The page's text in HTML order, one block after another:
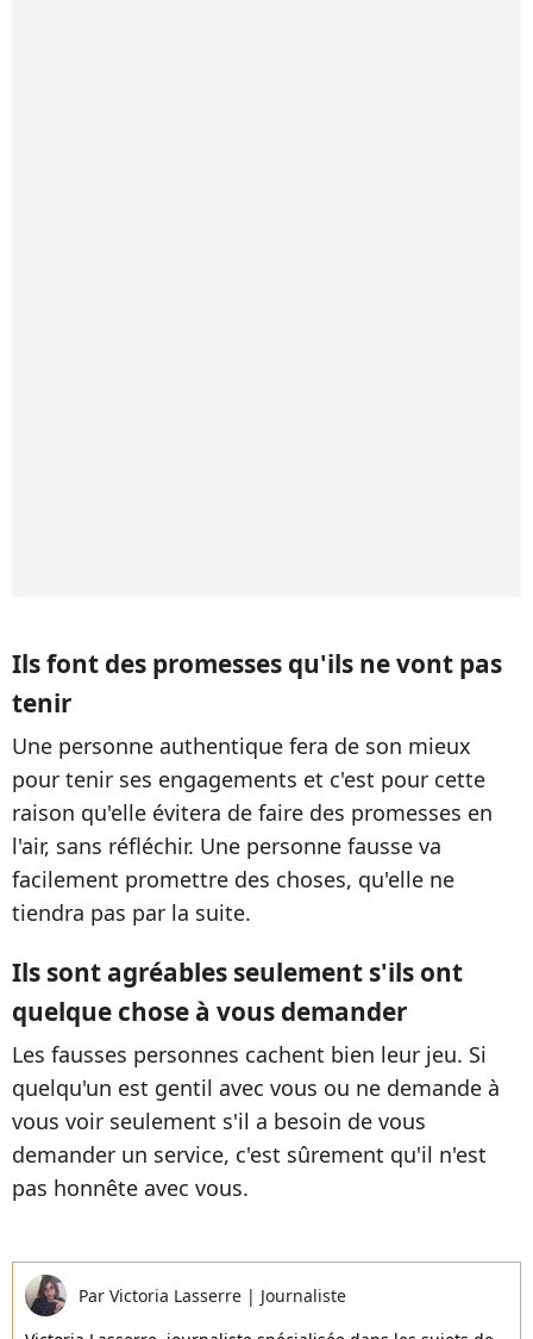
Ils font des promesses qu'ils ne vont pas
tenir
Une personne authentique fera de son mieux
pour tenir ses engagements et c'est pour cette
raison qu'elle évitera de faire des promesses en
l'air, sans réfléchir. Une personne fausse va
facilement promettre des choses, qu'elle ne
tiendra pas par la suite.
Ils sont agréables seulement s'ils ont
quelque chose à vous demander
Les fausses personnes cachent bien leur jeu. Si
quelqu'un est gentil avec vous ou ne demande à
vous voir seulement s'il a besoin de vous
demander un service, c'est sûrement qu'il n'est
pas honnête avec vous.
Par Victoria Lasserre | Journaliste